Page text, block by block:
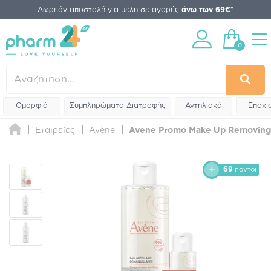
Δωρεάν αποστολή για μέλη σε αγορές άνω των 69€*
0
Ομορφιά Συμπληρώματα Διατροφής Αντηλιακά
Εταιρείες Avène Avene Promo Make Up
69 πόντοι